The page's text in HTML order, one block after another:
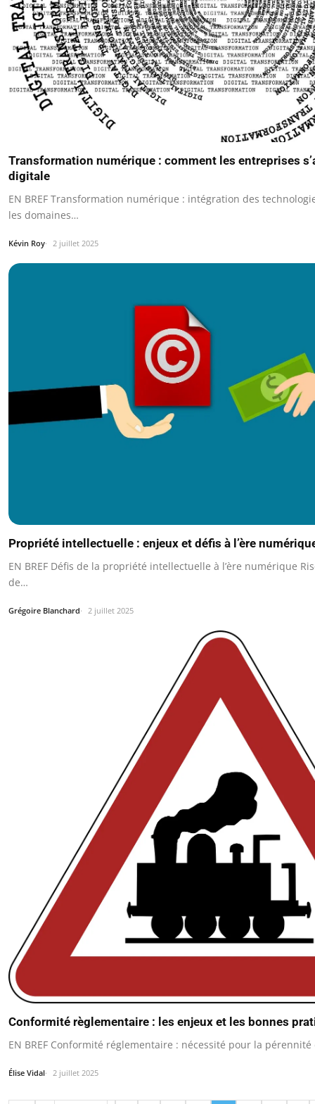
Transformation numérique : comment les entreprises
digitale
EN BREF Transformation numérique : intégration des
les domaines…
Kévin Roy 2 juillet 2025
Propriété intellectuelle : enjeux et défis à l’ère
EN BREF Défis de la propriété intellectuelle à l’ère numérique
de…
Grégoire Blanchard 2 juillet 2025
Conformité règlementaire : les enjeux et les bonnes
EN BREF Conformité réglementaire : nécessité pour la
Élise Vidal 2 juillet 2025